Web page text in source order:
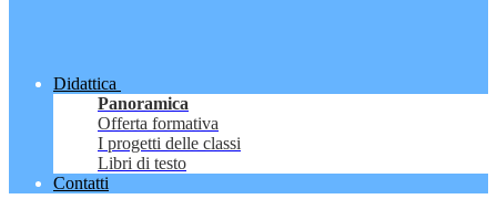
Didattica
Panoramica
Offerta formativa
I progetti delle classi
Libri di testo
Contatti